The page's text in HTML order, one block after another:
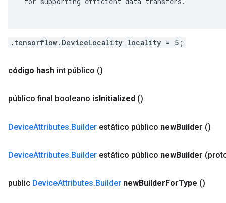
.tensorflow.DeviceLocality locality = 5;
código hash int público ()
público final booleano isInitialized ()
DeviceAttributes.Builder estático público newBuilder ()
DeviceAttributes.Builder estático público newBuilder
public DeviceAttributes.Builder newBuilderForType ()